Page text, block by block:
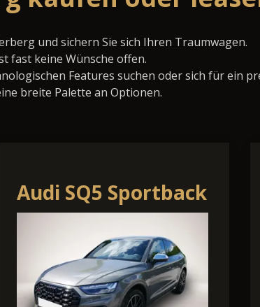
und sichern Sie sich Ihren Traumwagen.
fast keine Wünsche offen.
Features suchen oder sich für ein
breite Palette an Optionen.
Audi SQ5 Sportback
TDI